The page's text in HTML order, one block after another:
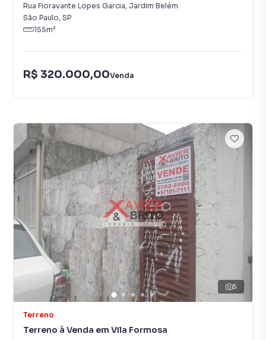
Rua Fioravante Lopes Garcia, Jardim Belém
São Paulo, SP
155m²
R$ 320.000,00Venda
5
Terreno
Terreno à Venda em Vila Formosa